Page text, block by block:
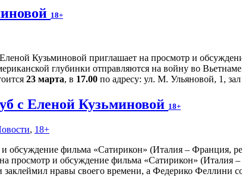
18+
Кузьминовой приглашает на просмотр и
глубинки отправляются на войну во
23 марта, в 17.00 по адресу: ул. М. Ульяновой, 1,
с Еленой Кузьминовой 18+
, 18+
просмотр и обсуждение фильма «Сатирикон»
нравы своего времени, а Федерико Феллини